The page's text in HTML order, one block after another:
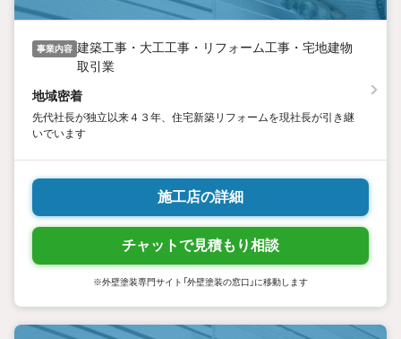
事業内容 建築工事・大工工事・リフォーム工事・宅地建物
取引業
地域密着
先代社長が独立以来４３年、住宅新築リフォームを現社長が引き継
いでいます
施工店の詳細
チャットで見積もり相談
※外壁塗装専門サイト「外壁塗装の窓口」に移動します